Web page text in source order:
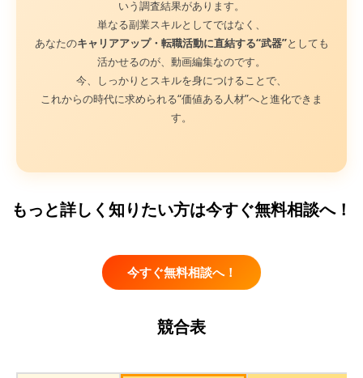
いう調査結果があります。
単なる副業スキルとしてではなく、
あなたのキャリアアップ・転職活動に直結する“武器”としても
活かせるのが、動画編集なのです。
今、しっかりとスキルを身につけることで、
これからの時代に求められる“価値ある人材”へと進化できま
す。
もっと詳しく知りたい方は今すぐ無料相談へ！
今すぐ無料相談へ！
競合表